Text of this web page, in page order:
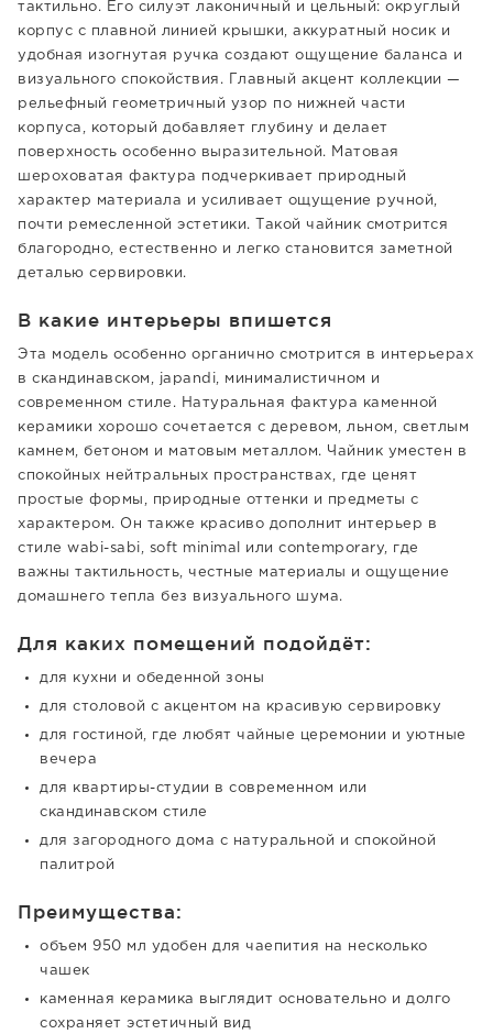
тактильно. Его силуэт лаконичный и цельный: округлый
корпус с плавной линией крышки, аккуратный носик и
удобная изогнутая ручка создают ощущение баланса и
визуального спокойствия. Главный акцент коллекции —
рельефный геометричный узор по нижней части
корпуса, который добавляет глубину и делает
поверхность особенно выразительной. Матовая
шероховатая фактура подчеркивает природный
характер материала и усиливает ощущение ручной,
почти ремесленной эстетики. Такой чайник смотрится
благородно, естественно и легко становится заметной
деталью сервировки.
В какие интерьеры впишется
Эта модель особенно органично смотрится в интерьерах
в скандинавском, japandi, минималистичном и
современном стиле. Натуральная фактура каменной
керамики хорошо сочетается с деревом, льном, светлым
камнем, бетоном и матовым металлом. Чайник уместен в
спокойных нейтральных пространствах, где ценят
простые формы, природные оттенки и предметы с
характером. Он также красиво дополнит интерьер в
стиле wabi-sabi, soft minimal или contemporary, где
важны тактильность, честные материалы и ощущение
домашнего тепла без визуального шума.
Для каких помещений подойдёт:
для кухни и обеденной зоны
для столовой с акцентом на красивую сервировку
для гостиной, где любят чайные церемонии и уютные
вечера
для квартиры-студии в современном или
скандинавском стиле
для загородного дома с натуральной и спокойной
палитрой
Преимущества:
объем 950 мл удобен для чаепития на несколько
чашек
каменная керамика выглядит основательно и долго
сохраняет эстетичный вид